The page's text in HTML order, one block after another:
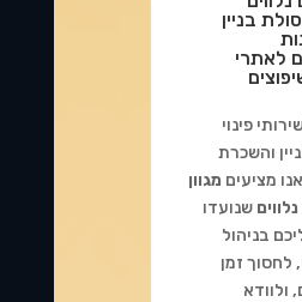
בניין
לאתרי
פינוי
והשכרת
מציעים מגוון
שנועדו
בניהול
לחסוך זמן
ולוודא